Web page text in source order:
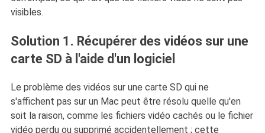
visibles.
Solution 1. Récupérer des vidéos sur une
carte SD à l'aide d'un logiciel
Le problème des vidéos sur une carte SD qui ne
s'affichent pas sur un Mac peut être résolu quelle qu'en
soit la raison, comme les fichiers vidéo cachés ou le fichier
vidéo perdu ou supprimé accidentellement ; cette